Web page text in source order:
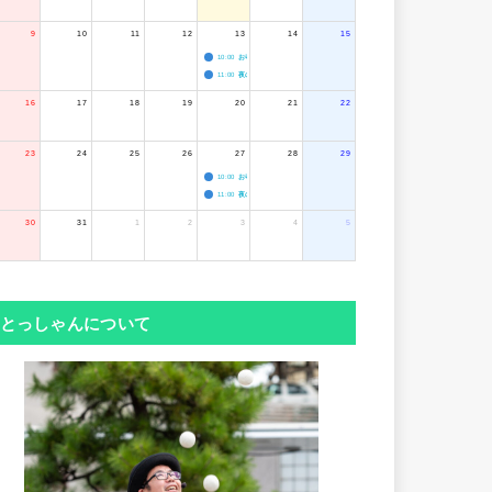
9 10 11 12 13
10:00 お寺のジャグリング教室
11:00 夜のボードゲーム会
14 15
16 17 18 19 20 21 22
23 24 25 26 27
10:00 お寺のジャグリング教室
11:00 夜のボードゲーム会
28 29
30 31 1 2 3 4 5
とっしゃんについて